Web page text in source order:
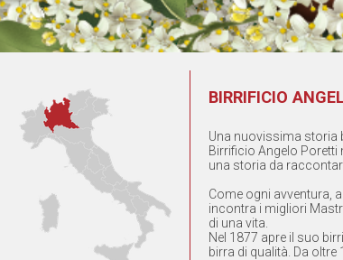
BIRRIFICIO
Una nuovissima storia
Birrificio Angelo Poretti
una storia da
Come ogni avventura,
incontra i migliori
di una vita.
Nel 1877 apre il suo
birra di qualità. Da